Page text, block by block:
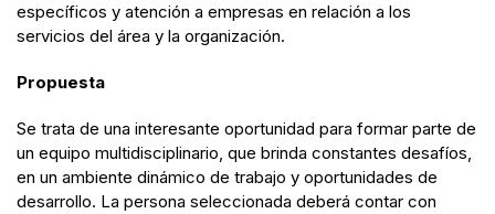
específicos y atención a empresas en relación a los
servicios del área y la organización.
Propuesta
Se trata de una interesante oportunidad para formar parte de
un equipo multidisciplinario, que brinda constantes desafíos,
en un ambiente dinámico de trabajo y oportunidades de
desarrollo. La persona seleccionada deberá contar con